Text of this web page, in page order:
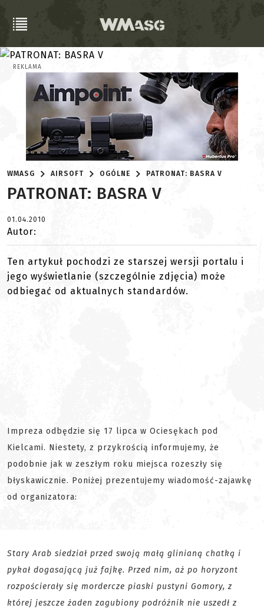
REKLAMA
WMASG AIRSOFT OGÓLNE PATRONAT: BASRA V
PATRONAT: BASRA V
01.04.2010
Autor:
Ten artykuł pochodzi ze starszej wersji portalu i
jego wyświetlanie (szczególnie zdjęcia) może
odbiegać od aktualnych standardów.
Impreza odbędzie się 17 lipca w Ociesękach pod
Kielcami. Niestety, z przykrością informujemy, że
podobnie jak w zeszłym roku miejsca rozeszły się
błyskawicznie. Poniżej prezentujemy wiadomość-zajawkę
od organizatora:
Stary Arab siedział przed swoją małą glinianą chatką i
pykał dogasającą już fajkę. Przed nim, aż po horyzont
rozpościerały się mordercze piaski pustyni Gomory, z
której jeszcze żaden zagubiony podróżnik nie uszedł z